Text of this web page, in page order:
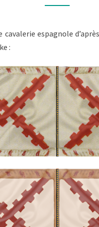
cavalerie espagnole
: